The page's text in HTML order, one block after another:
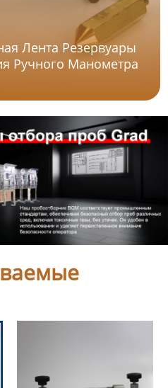
Лента Резервуары
Ручного Манометра